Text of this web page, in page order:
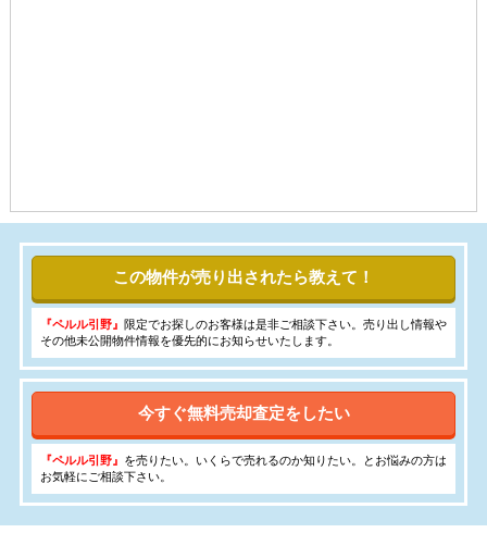
この物件が売り出されたら教えて！
『ペルル引野』 限定でお探しのお客様は是非ご相談下さい。売り出し情報や
その他未公開物件情報を優先的にお知らせいたします。
今すぐ無料売却査定をしたい
『ペルル引野』 を売りたい。いくらで売れるのか知りたい。とお悩みの方は
お気軽にご相談下さい。